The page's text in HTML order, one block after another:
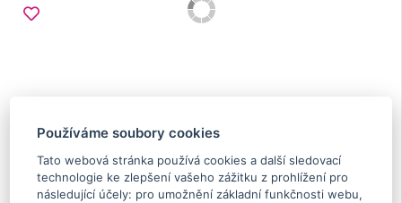
Používáme soubory cookies
Tato webová stránka používá cookies a další sledovací
technologie ke zlepšení vašeho zážitku z prohlížení pro
následující účely: pro umožnění základní funkčnosti webu,